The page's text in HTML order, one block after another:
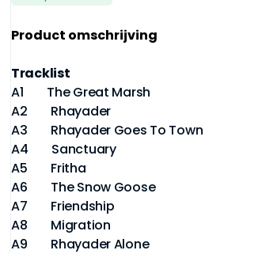
Product omschrijving
Tracklist
A1 The Great Marsh
A2 Rhayader
A3 Rhayader Goes To Town
A4 Sanctuary
A5 Fritha
A6 The Snow Goose
A7 Friendship
A8 Migration
A9 Rhayader Alone